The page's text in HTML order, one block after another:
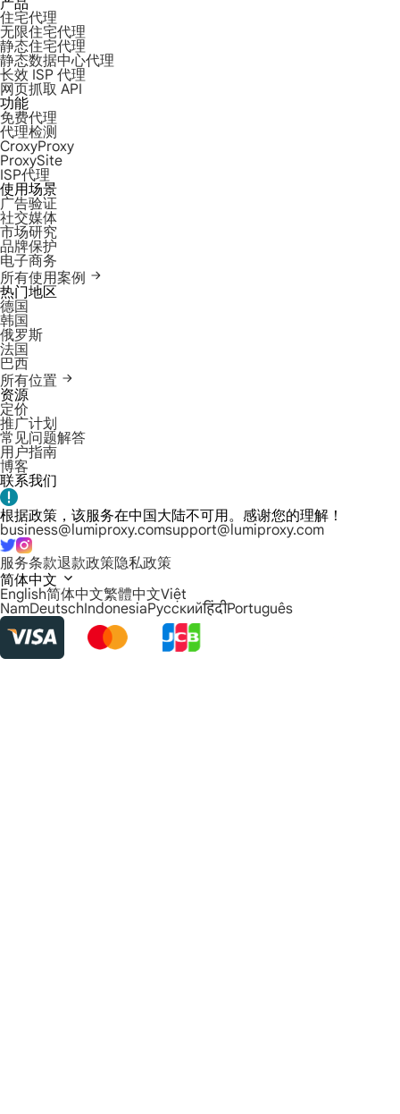
产品
住宅代理
无限住宅代理
静态住宅代理
静态数据中心代理
长效 ISP 代理
网页抓取 API
功能
免费代理
代理检测
CroxyProxy
ProxySite
ISP代理
使用场景
广告验证
社交媒体
市场研究
品牌保护
电子商务
所有使用案例
热门地区
德国
韩国
俄罗斯
法国
巴西
所有位置
资源
定价
推广计划
常见问题解答
用户指南
博客
联系我们
根据政策，该服务在中国大陆不可用。感谢您的理解！
business@lumiproxy.comsupport@lumiproxy.com
服务条款退款政策隐私政策
简体中文
English简体中文繁體中文Việt
NamDeutschIndonesiaРусскийहिंदीPortuguês